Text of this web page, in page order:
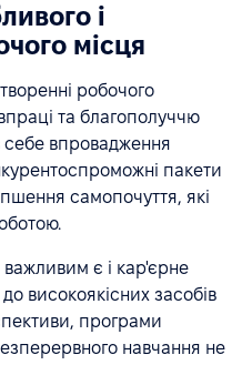
і
місця
робочого
та благополуччю
себе впровадження
пакети
самопочуття, які
є і кар'єрне
високоякісних засобів
програми
навчання не